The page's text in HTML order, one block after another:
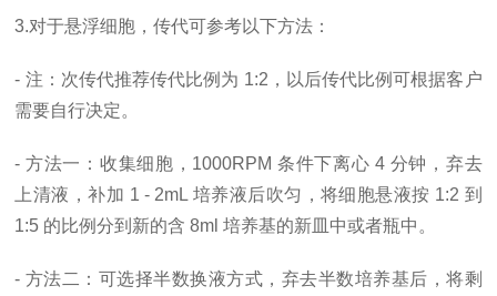
3.对于悬浮细胞，传代可参考以下方法：
- 注：次传代推荐传代比例为 1:2，以后传代比例可根据客户
需要自行决定。
- 方法一：收集细胞，1000RPM 条件下离心 4 分钟，弃去
上清液，补加 1 - 2mL 培养液后吹匀，将细胞悬液按 1:2 到
1:5 的比例分到新的含 8ml 培养基的新皿中或者瓶中。
- 方法二：可选择半数换液方式，弃去半数培养基后，将剩